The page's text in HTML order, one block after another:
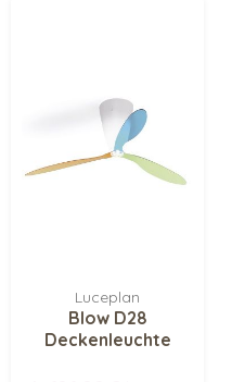
Luceplan
Blow D28
Deckenleuchte